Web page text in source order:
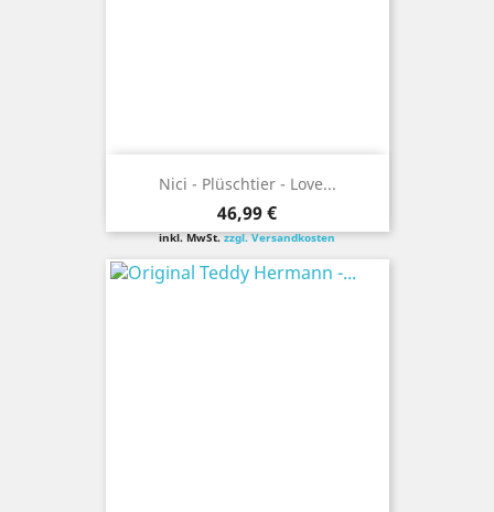
Nici - Plüschtier - Love...
Preis
46,99 €
inkl. MwSt.zzgl. Versandkosten